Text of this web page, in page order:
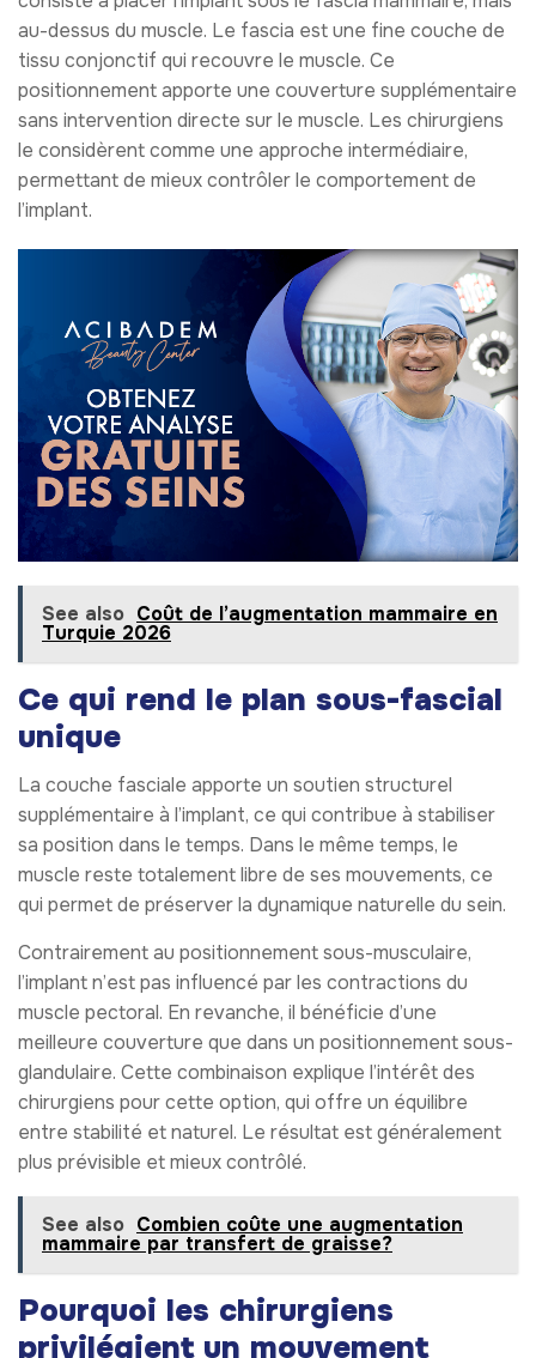
au-dessus du muscle. Le fascia est une fine couche de
tissu conjonctif qui recouvre le muscle. Ce
positionnement apporte une couverture supplémentaire
sans intervention directe sur le muscle. Les chirurgiens
le considèrent comme une approche intermédiaire,
permettant de mieux contrôler le comportement de
l’implant.
See also Coût de l’augmentation mammaire en
Turquie 2026
Ce qui rend le plan sous-fascial
unique
La couche fasciale apporte un soutien structurel
supplémentaire à l’implant, ce qui contribue à stabiliser
sa position dans le temps. Dans le même temps, le
muscle reste totalement libre de ses mouvements, ce
qui permet de préserver la dynamique naturelle du sein.
Contrairement au positionnement sous-musculaire,
l’implant n’est pas influencé par les contractions du
muscle pectoral. En revanche, il bénéficie d’une
meilleure couverture que dans un positionnement sous-
glandulaire. Cette combinaison explique l’intérêt des
chirurgiens pour cette option, qui offre un équilibre
entre stabilité et naturel. Le résultat est généralement
plus prévisible et mieux contrôlé.
See also Combien coûte une augmentation
mammaire par transfert de graisse?
Pourquoi les chirurgiens
privilégient un mouvement